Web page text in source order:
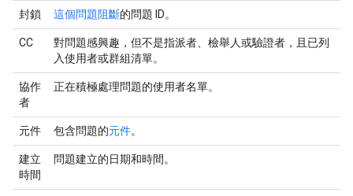
封鎖 這個問題阻斷的問題 ID。
CC
對問題感興趣，但不是指派者、檢舉人或驗證者，且已列
入使用者或群組清單。
協作
者
正在積極處理問題的使用者名單。
元件 包含問題的元件。
建立
時間
問題建立的日期和時間。